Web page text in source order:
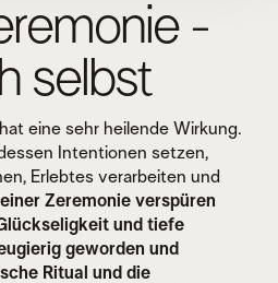
-
selbst
eine sehr heilende Wirkung.
Intentionen setzen,
Erlebtes verarbeiten und
Zeremonie verspüren
und tiefe
geworden und
Ritual und die